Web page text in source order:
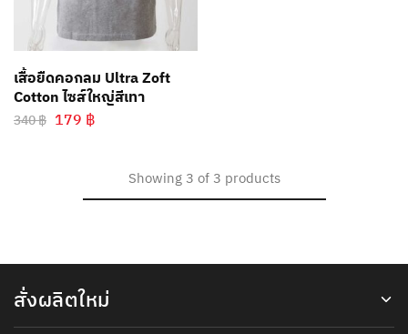
เสื้อยืดคอกลม Ultra Zoft
Cotton ไซส์ใหญ่สีเทา
340฿ 179 ฿
Showing3 of 3 products
สั่งผลิตใหม่